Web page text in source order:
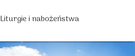
Liturgie i nabożeństwa